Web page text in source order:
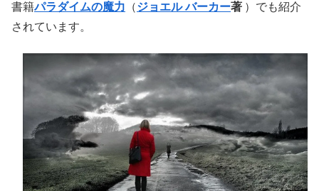
書籍パラダイムの魔力 （ジョエル バーカー著 ）でも紹介
されています。